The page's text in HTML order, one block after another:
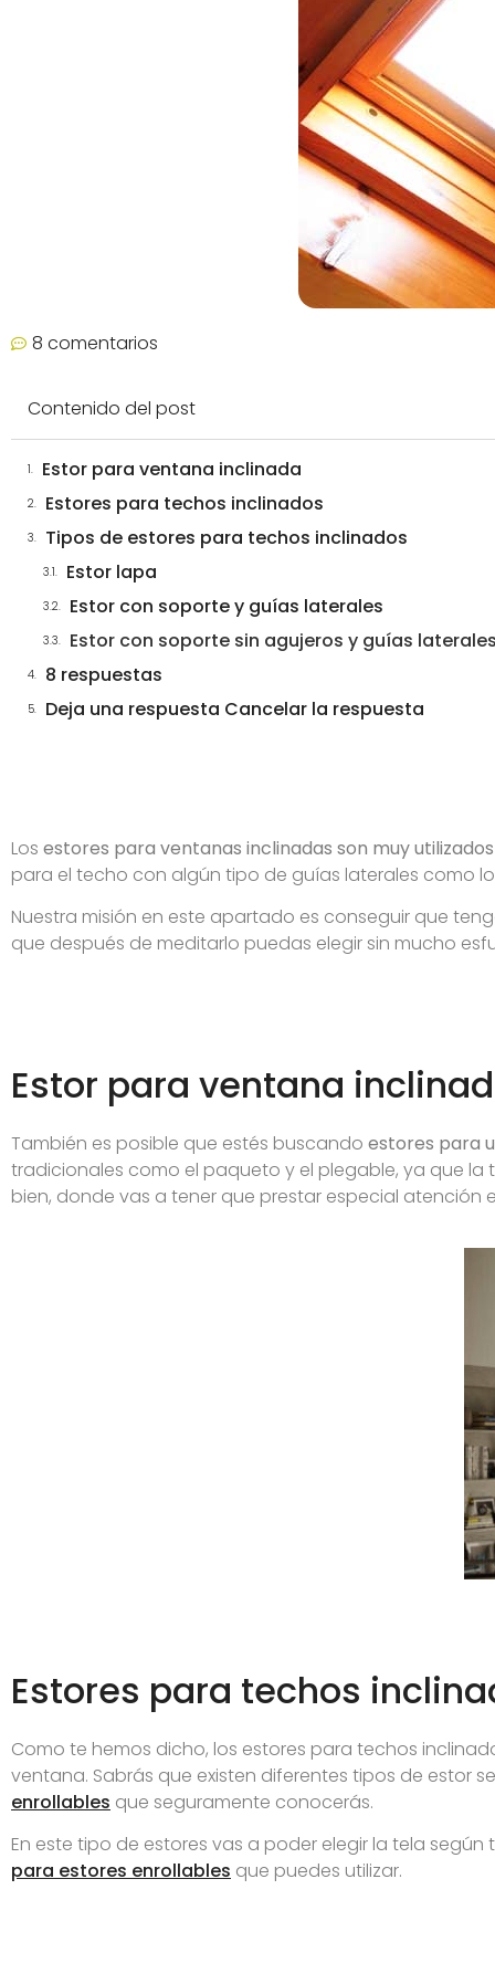
8 comentarios
Contenido del post
Estor para ventana inclinada
Estores para techos inclinados
Tipos de estores para techos inclinados
Estor lapa
Estor con soporte y guías laterales
Estor con soporte sin agujeros y guías
8 respuestas
Deja una respuesta Cancelar la respuesta
Los estores para ventanas inclinadas son muy
para el techo con algún tipo de guías laterales como
Nuestra misión en este apartado es conseguir que
que después de meditarlo puedas elegir sin mucho
Estor para ventana
También es posible que estés buscando estores para
tradicionales como el paqueto y el plegable, ya que la
bien, donde vas a tener que prestar especial
Estores para techos
Como te hemos dicho, los estores para techos
ventana. Sabrás que existen diferentes tipos de estor
enrollables que seguramente conocerás.
En este tipo de estores vas a poder elegir la tela
para estores enrollables que puedes utilizar.